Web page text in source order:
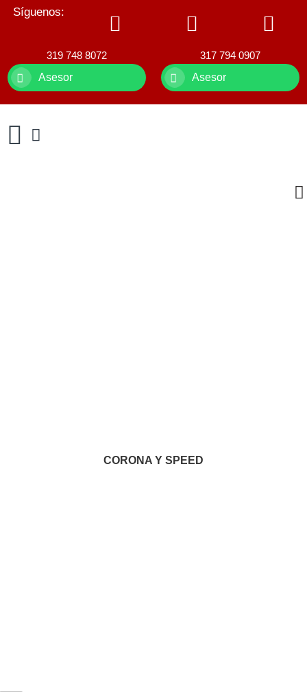
Síguenos:
319 748 8072
Asesor
317 794 0907
Asesor
CORONA Y SPEED